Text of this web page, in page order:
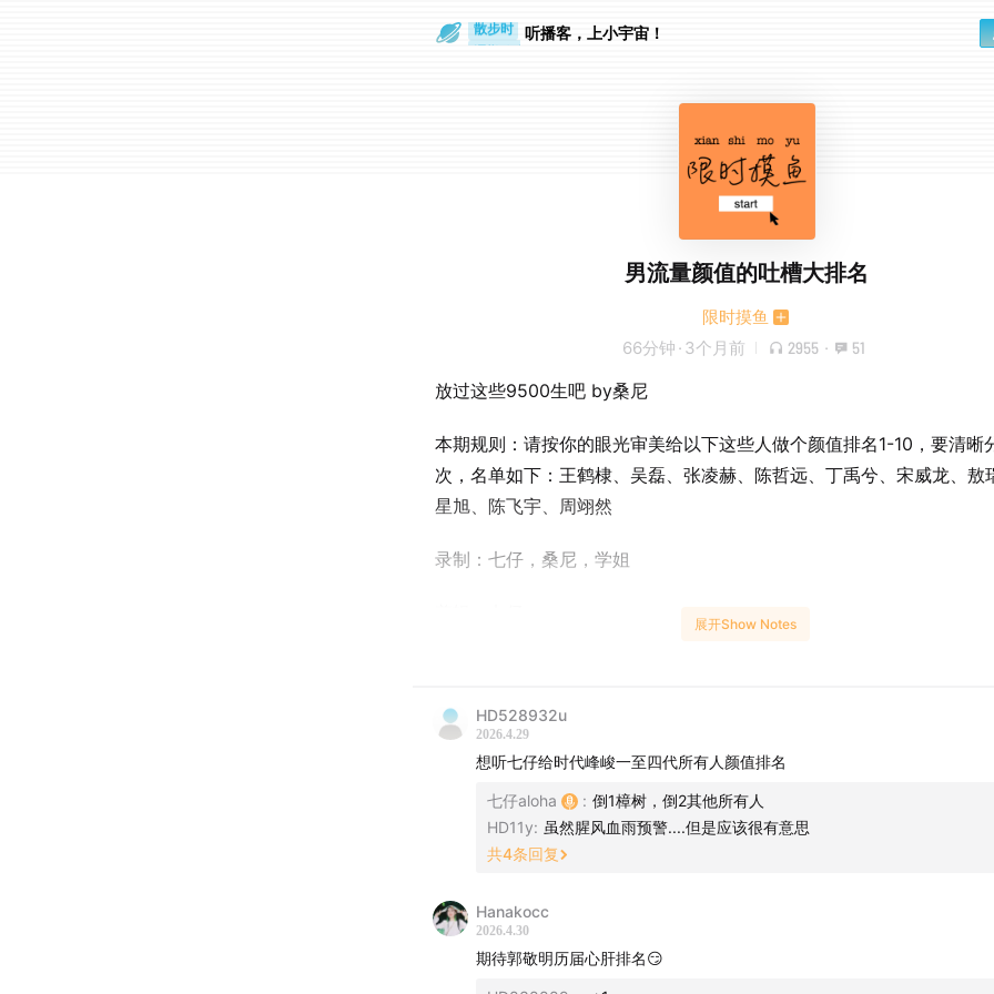
通勤路上 听播客，上小宇宙！
男流量颜值的吐槽大排名
限时摸鱼
66分钟 · 3个月前 2955 · 51
放过这些9500生吧 by桑尼
本期规则：请按你的眼光审美给以下这些人做个颜值排名1-10，要清晰
次，名单如下：王鹤棣、吴磊、张凌赫、陈哲远、丁禹兮、宋威龙、敖
星旭、陈飞宇、周翊然
录制：七仔，桑尼，学姐
以下排名为学姐版本，注解是ai写的，不代表本台以及大众审美。
第八名丁禹兮：六年前挺帅，现在被过去形象"冲"了
第七名陈哲远：挑不出缺点但也没有记忆点
14:19 第五名陈飞宇：嘴巴问题成全场焦点，鼻子拿了满分
第四名吴磊：五官标准但缺少"帅哥氛围感"
展开Show Notes
HD528932u
2026.4.29
想听七仔给时代峰峻一至四代所有人颜值排名
七仔aloha : 倒1樟树，倒2其他所有人
HD11y: 虽然腥风血雨预警....但是应该很有意思
共4条回复
Hanakocc
2026.4.30
期待郭敬明历届心肝排名😏